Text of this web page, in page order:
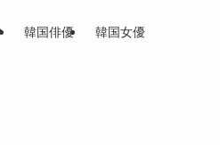
韓国俳優 韓国女優